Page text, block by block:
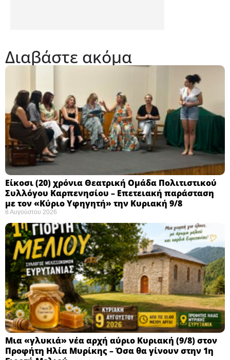
Διαβάστε ακόμα
Eίκοσι (20) χρόνια Θεατρική Ομάδα Πολιτιστικού
Συλλόγου Καρπενησίου – Επετειακή παράσταση
με τον «Κύριο Υφηγητή» την Κυριακή 9/8
8 Αυγούστου 2026
Μια «γλυκιά» νέα αρχή αύριο Κυριακή (9/8) στον
Προφήτη Ηλία Μυρίκης – Όσα θα γίνουν στην 1η